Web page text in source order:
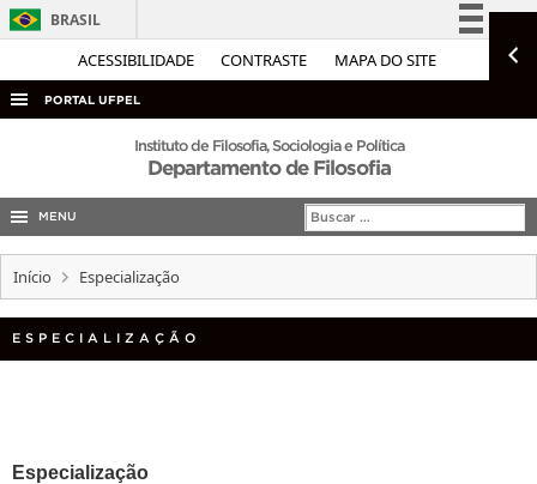
ACESSIBILIDADE CONTRASTE MAPA DO SITE
BRASIL
Simplifique!
Acesso à informação
Legislação
Canais
PORTAL UFPEL
ACESSO À INFORMAÇÃO
COBALTO
EDITAIS
INTERNACIONAL
TELEFONES
Instituto de Filosofia, Sociologia e Política
Departamento de Filosofia
MENU
Início Especialização
ESPECIALIZAÇÃO
Especialização